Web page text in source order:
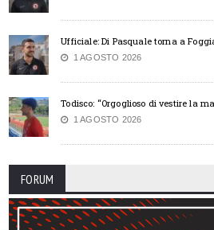
Ufficiale: Di Pasquale torna a
1 AGOSTO 2026
Todisco: “Orgoglioso di vestire la
1 AGOSTO 2026
FORUM